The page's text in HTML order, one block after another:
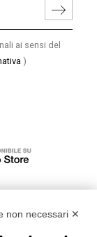
ai sensi del
)
non necessari ✕